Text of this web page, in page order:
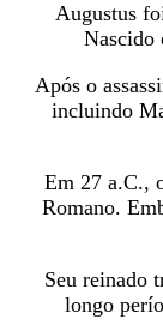
Augustus
Nascido
Após o
incluindo
Em 27 a.C.,
Romano.
Seu reinado
longo